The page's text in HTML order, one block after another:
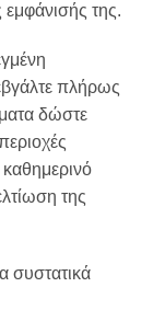
της.
πλήρως
δώστε
της
συστατικά